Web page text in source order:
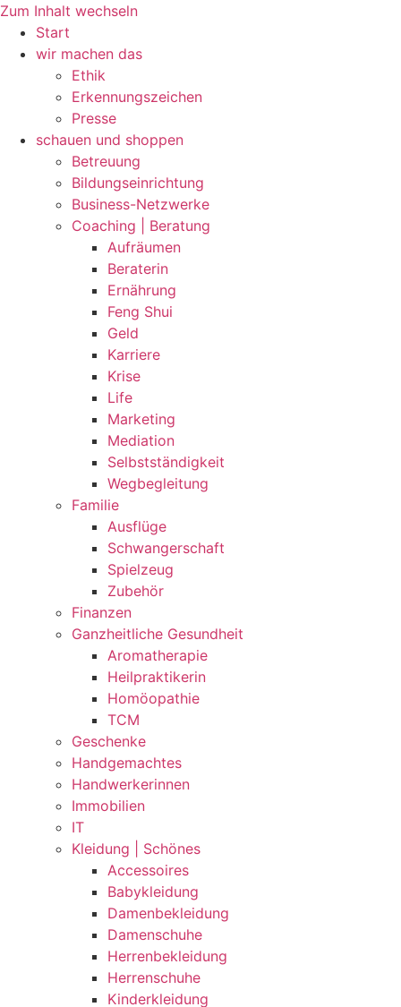
Zum Inhalt wechseln
Start
wir machen das
Ethik
Erkennungszeichen
Presse
schauen und shoppen
Betreuung
Bildungseinrichtung
Business-Netzwerke
Coaching | Beratung
Aufräumen
Beraterin
Ernährung
Feng Shui
Geld
Karriere
Krise
Life
Marketing
Mediation
Selbstständigkeit
Wegbegleitung
Familie
Ausflüge
Schwangerschaft
Spielzeug
Zubehör
Finanzen
Ganzheitliche Gesundheit
Aromatherapie
Heilpraktikerin
Homöopathie
TCM
Geschenke
Handgemachtes
Handwerkerinnen
Immobilien
IT
Kleidung | Schönes
Accessoires
Babykleidung
Damenbekleidung
Damenschuhe
Herrenbekleidung
Herrenschuhe
Kinderkleidung